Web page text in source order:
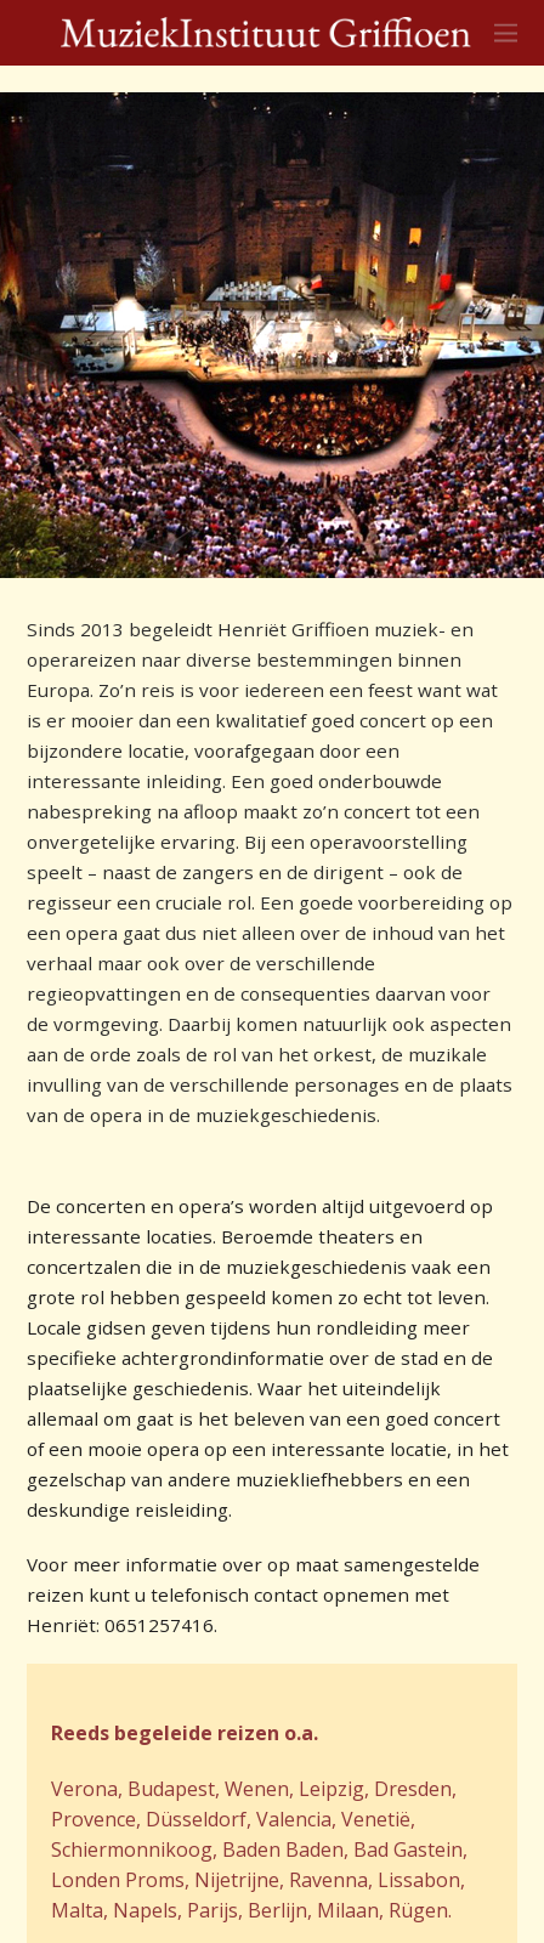
Sinds 2013 begeleidt Henriët Griffioen muziek- en
operareizen naar diverse bestemmingen binnen
Europa. Zo’n reis is voor iedereen een feest want wat
is er mooier dan een kwalitatief goed concert op een
bijzondere locatie, voorafgegaan door een
interessante inleiding. Een goed onderbouwde
nabespreking na afloop maakt zo’n concert tot een
onvergetelijke ervaring. Bij een operavoorstelling
speelt – naast de zangers en de dirigent – ook de
regisseur een cruciale rol. Een goede voorbereiding op
een opera gaat dus niet alleen over de inhoud van het
verhaal maar ook over de verschillende
regieopvattingen en de consequenties daarvan voor
de vormgeving. Daarbij komen natuurlijk ook aspecten
aan de orde zoals de rol van het orkest, de muzikale
invulling van de verschillende personages en de plaats
van de opera in de muziekgeschiedenis.
De concerten en opera’s worden altijd uitgevoerd op
interessante locaties. Beroemde theaters en
concertzalen die in de muziekgeschiedenis vaak een
grote rol hebben gespeeld komen zo echt tot leven.
Locale gidsen geven tijdens hun rondleiding meer
specifieke achtergrondinformatie over de stad en de
plaatselijke geschiedenis. Waar het uiteindelijk
allemaal om gaat is het beleven van een goed concert
of een mooie opera op een interessante locatie, in het
gezelschap van andere muziekliefhebbers en een
deskundige reisleiding.
Voor meer informatie over op maat samengestelde
reizen kunt u telefonisch contact opnemen met
Henriët: 0651257416.
Reeds begeleide reizen o.a.
Verona, Budapest, Wenen, Leipzig, Dresden,
Provence, Düsseldorf, Valencia, Venetië,
Schiermonnikoog, Baden Baden, Bad Gastein,
Londen Proms, Nijetrijne, Ravenna, Lissabon,
Malta, Napels, Parijs, Berlijn, Milaan, Rügen.